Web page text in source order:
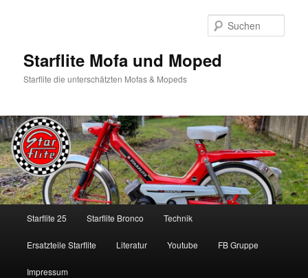
Starflite Mofa und Moped
Starflite die unterschätzten Mofas & Mopeds
Starflite 25 Starflite Bronco Technik
Ersatzteile Starflite Literatur Youtube FB Gruppe
Impressum